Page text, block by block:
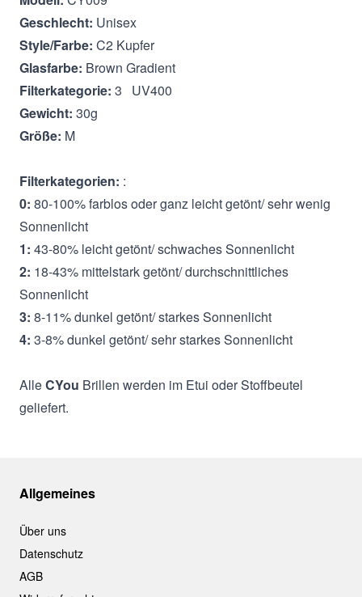
Geschlecht: Unisex
Style/Farbe: C2 Kupfer
Glasfarbe: Brown Gradient
Filterkategorie: 3 UV400
Gewicht: 30g
Größe: M
Filterkategorien: :
0: 80-100% farblos oder ganz leicht getönt/ sehr wenig
Sonnenlicht
1: 43-80% leicht getönt/ schwaches Sonnenlicht
2: 18-43% mittelstark getönt/ durchschnittliches
Sonnenlicht
3: 8-11% dunkel getönt/ starkes Sonnenlicht
4: 3-8% dunkel getönt/ sehr starkes Sonnenlicht
AlleCYou Brillen werden im Etui oder Stoffbeutel
geliefert.
Allgemeines
Über uns
Datenschutz
AGB